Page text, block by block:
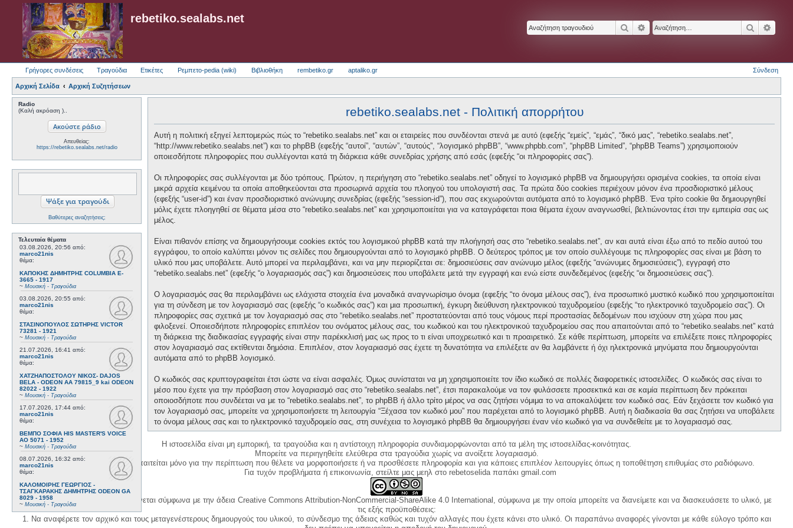
rebetiko.sealabs.net
ΑναζήτησηΕιδική αναζήτηση
Γρήγορες συνδέσεις Τραγούδια Ετικέτες Ρεμπετο-pedia (wiki) Βιβλιοθήκη rembetiko.gr aptaliko.gr Σύνδεση
Αρχική Σελίδα Αρχική Συζητήσεων
Radio
(Καλή ακρόαση )..
Απευθείας:
https://rebetiko.sealabs.net/radio
Βαθύτερες αναζητήσεις;
Τελευταία θέματα
03.08.2026, 20:56 από:
marco21nis
θέμα:
ΚΑΠΟΚΗΣ ΔΗΜΗΤΡΗΣ COLUMBIA E-
3665 - 1917
~ Μουσική - Τραγούδια
03.08.2026, 20:55 από:
marco21nis
θέμα:
ΣΤΑΣΙΝΟΠΟΥΛΟΣ ΣΩΤΗΡΗΣ VICTOR
73281 - 1921
~ Μουσική - Τραγούδια
21.07.2026, 16:41 από:
marco21nis
θέμα:
ΧΑΤΖΗΑΠΟΣΤΟΛΟΥ ΝΙΚΟΣ- DAJOS
BELA - ODEON AA 79815_9 kai ODEON
82022 - 1922
~ Μουσική - Τραγούδια
17.07.2026, 17:44 από:
marco21nis
θέμα:
ΒΕΜΠΟ ΣΟΦΙΑ HIS MASTER'S VOICE
AO 5071 - 1952
~ Μουσική - Τραγούδια
08.07.2026, 16:32 από:
marco21nis
θέμα:
ΚΑΛΟΜΟΙΡΗΣ ΓΕΩΡΓΙΟΣ -
ΤΣΑΓΚΑΡΑΚΗΣ ΔΗΜΗΤΡΗΣ ODEON GA
8029 - 1958
~ Μουσική - Τραγούδια
rebetiko.sealabs.net - Πολιτική απορρήτου
Αυτή η πολιτική εξηγεί λεπτομερώς πώς το “rebetiko.sealabs.net” και οι εταιρείες που συνδέονται στενά με αυτό (εφεξής “εμείς”, “εμάς”, “δικό μας”, “rebetiko.sealabs.net”,
“http://www.rebetiko.sealabs.net”) και το phpBB (εφεξής “αυτοί”, “αυτών”, “αυτούς”, “λογισμικό phpBB”, “www.phpbb.com”, “phpBB Limited”, “phpBB Teams”) χρησιμοποιούν
οποιεσδήποτε πληροφορίες που συλλέγονται κατά τη διάρκεια κάθε συνεδρίας χρήσης από εσάς (εφεξής “οι πληροφορίες σας”).
Οι πληροφορίες σας συλλέγονται με δύο τρόπους. Πρώτον, η περιήγηση στο “rebetiko.sealabs.net” οδηγεί το λογισμικό phpBB να δημιουργήσει ορισμένα cookies, τα οποία είναι
μικρά αρχεία κειμένου τα οποία αποθηκεύονται στα προσωρινά αρχεία του πλοηγού του υπολογιστή σας. Τα πρώτα δύο cookies περιέχουν μόνον ένα προσδιοριστικό μέλους
(εφεξής “user-id”) και έναν προσδιοριστικό ανώνυμης συνεδρίας (εφεξής “session-id”), που σας εκχωρούνται αυτόματα από το λογισμικό phpBB. Ένα τρίτο cookie θα δημιουργηθεί
μόλις έχετε πλοηγηθεί σε θέματα μέσα στο “rebetiko.sealabs.net” και χρησιμοποιείται για να καταγράφεται ποια θέματα έχουν αναγνωσθεί, βελτιώνοντας έτσι την εμπειρία σας ως
μέλος.
Είναι πιθανόν επίσης να δημιουργήσουμε cookies εκτός του λογισμικού phpBB κατά την πλοήγησή σας στο “rebetiko.sealabs.net”, αν και αυτά είναι έξω από το πεδίο αυτού του
εγγράφου, το οποίο καλύπτει μόνον τις σελίδες που δημιουργούνται από το λογισμικό phpBB. Ο δεύτερος τρόπος με τον οποίο συλλέγουμε τις πληροφορίες σας είναι με βάση το
υλικό που μας υποβάλετε. Αυτό μπορεί να περιλαμβάνει, και να μην περιορίζεται σε: δημοσιεύσεις σαν ανώνυμο μέλος (εφεξής “ανώνυμες δημοσιεύσεις”), εγγραφή στο
“rebetiko.sealabs.net” (εφεξής “ο λογαριασμός σας”) και δημοσιεύσεις που υποβάλετε μετά την εγγραφή και ενώ είστε συνδεδεμένος (εφεξής “οι δημοσιεύσεις σας”).
Ο λογαριασμός σας θα περιλαμβάνει ως ελάχιστα στοιχεία ένα μοναδικά αναγνωρίσιμο όνομα (εφεξής “το όνομα μέλους σας”), ένα προσωπικό μυστικό κωδικό που χρησιμοποιείται
για τη σύνδεση με τον λογαριασμό σας (εφεξής “ο κωδικός σας”) και μια προσωπική, έγκυρη διεύθυνση ηλεκτρονικού ταχυδρομείου (εφεξής “το ηλεκτρονικό ταχυδρομείο σας”). Οι
πληροφορίες σας σχετικά με τον λογαριασμό σας στο “rebetiko.sealabs.net” προστατεύονται από τους νόμους περί προστασίας δεδομένων που ισχύουν στη χώρα που μας
φιλοξενεί. Οποιεσδήποτε πληροφορίες επιπλέον του ονόματος μέλους σας, του κωδικού και του ηλεκτρονικού ταχυδρομείου σας που απαιτούνται από το “rebetiko.sealabs.net” κατά
τη διάρκεια της διαδικασίας εγγραφής είναι στην παρέκκλισή μας ως προς το τι είναι υποχρεωτικό και τι προαιρετικό. Σε κάθε περίπτωση, μπορείτε να επιλέξετε ποιες πληροφορίες
στον λογαριασμό σας εκτίθενται δημόσια. Επιπλέον, στον λογαριασμό σας έχετε τη δυνατότητα να επιλέξετε αν θα λαμβάνετε ή όχι ηλεκτρονικά μηνύματα που δημιουργούνται
αυτόματα από το phpBB λογισμικό.
Ο κωδικός σας κρυπτογραφείται έτσι ώστε να είναι ασφαλές. Όμως συνίσταται να μη χρησιμοποιείτε τον ίδιο κωδικό σε πολλές διαφορετικές ιστοσελίδες. Ο κωδικός σας είναι το
μέσο που έχετε για την πρόσβαση στον λογαριασμό σας στο “rebetiko.sealabs.net”, έτσι παρακαλούμε να τον φυλάσσετε προσεκτικά και σε καμία περίπτωση δεν πρόκειται
οποιοσδήποτε που συνδέεται να με το “rebetiko.sealabs.net”, το phpBB ή άλλο τρίτο μέρος να σας ζητήσει νόμιμα το να αποκαλύψετε τον κωδικό σας. Εάν ξεχάσετε τον κωδικό για
τον λογαριασμό σας, μπορείτε να χρησιμοποιήσετε τη λειτουργία “Ξέχασα τον κωδικό μου” που παρέχεται από το λογισμικό phpBB. Αυτή η διαδικασία θα σας ζητήσει να υποβάλετε
το όνομα μέλους σας και το ηλεκτρονικό ταχυδρομείο σας, στη συνέχεια το λογισμικό phpBB θα δημιουργήσει έναν νέο κωδικό για να συνδεθείτε με το λογαριασμό σας.
Η ιστοσελίδα είναι μη εμπορική, τα τραγούδια και η αντίστοιχη πληροφορία συνδιαμορφώνονται από τα μέλη της ιστοσελίδας-κοινότητας.
Μπορείτε να περιηγηθείτε ελεύθερα στα τραγούδια χωρίς να ανοίξετε λογαριασμό.
Η δημιουργία λογαριασμού απαιτείται μόνο για την περίπτωση που θέλετε να μορφοποιήσετε ή να προσθέσετε πληροφορία και για κάποιες επιπλέον λειτουργίες όπως η τοποθέτηση επιθυμίας στο ραδιόφωνο.
Για τυχόν προβλήματα ή επικοινωνία, στείλτε μας μεηλ στο rebetoselida παπάκι gmail.com
Η χρήση του υλικού της σελίδας γίνεται σύμφωνα με την άδεια Creative Commons Attribution-NonCommercial-ShareAlike 4.0 International, σύμφωνα με την οποία μπορείτε να διανείμετε και να διασκευάσετε το υλικό, με
τις εξής προϋποθέσεις:
1. Να αναφέρετε τον αρχικό και τους μεταγενέστερους δημιουργούς του υλικού, το σύνδεσμο της άδειας καθώς και τυχόν αλλαγές που έχετε κάνει στο υλικό. Οι παραπάνω αναφορές γίνονται με κάθε εύλογο τρόπο και